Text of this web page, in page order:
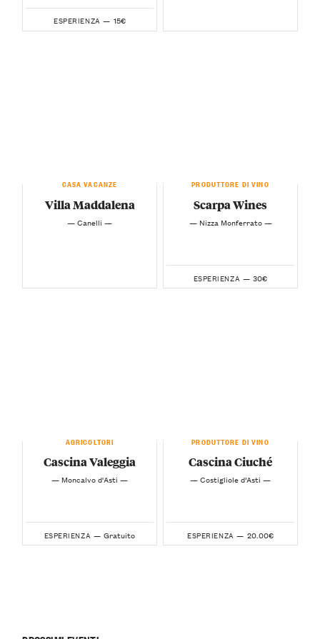
ESPERIENZA — 15€
CASA VACANZE
Villa Maddalena
— Canelli —
PRODUTTORE DI VINO
Scarpa Wines
— Nizza Monferrato —
ESPERIENZA — 30€
AGRICOLTORI
Cascina Valeggia
— Moncalvo d'Asti —
ESPERIENZA — Gratuito
PRODUTTORE DI VINO
Cascina Ciuché
— Costigliole d’Asti —
ESPERIENZA — 20.00€